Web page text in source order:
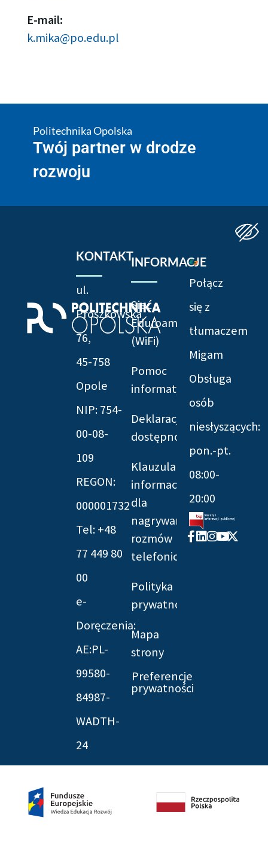
E-mail:
k.mika@po.edu.pl
Politechnika Opolska
Twój partner w drodze
rozwoju
KONTAKT
ul.
Prószkowska
76,
45-758
Opole
NIP: 754-
00-08-
109
REGON:
000001732
Tel: +48
77 449 80
00
e-
Doręczenia:
AE:PL-
99580-
84987-
WADTH-
24
INFORMACJE
Sieć
Eduroam
(WiFi)
Pomoc
informatyczna
Deklaracja
dostępności
Klauzula
informacyjna
dla
nagrywania
rozmów
telefonicznych
Polityka
prywatności
Mapa
strony
Preferencje
prywatności
Połącz
się z
tłumaczem
Migam
Obsługa
osób
niesłyszących:
pon.-pt.
08:00-
20:00
Facebook-
f
Linkedin
Instagram
Youtube
X-
twitter